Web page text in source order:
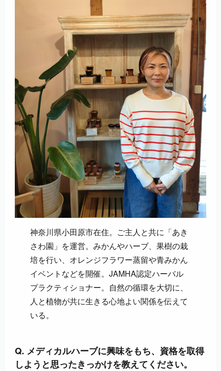
神奈川県小田原市在住。ご主人と共に「あき
さわ園」を運営。みかんやハーブ、果樹の栽
培を行い、オレンジフラワー蒸留や青みかん
イベントなどを開催。JAMHA認定ハーバル
プラクティショナー。自然の循環を大切に、
人と植物が共に生きる心地よい関係を伝えて
いる。
Q. メディカルハーブに興味をもち、資格を取得
しようと思ったきっかけを教えてください。